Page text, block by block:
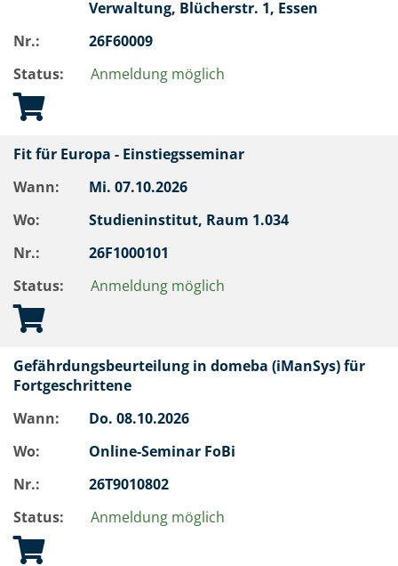
Verwaltung, Blücherstr. 1, Essen
Nr.:
26F60009
Status:
Anmeldung möglich
Fit für Europa - Einstiegsseminar
Wann:
Mi. 07.10.2026
Wo:
Studieninstitut, Raum 1.034
Nr.:
26F1000101
Status:
Anmeldung möglich
Gefährdungsbeurteilung in domeba (iManSys) für
Fortgeschrittene
Wann:
Do. 08.10.2026
Wo:
Online-Seminar FoBi
Nr.:
26T9010802
Status:
Anmeldung möglich